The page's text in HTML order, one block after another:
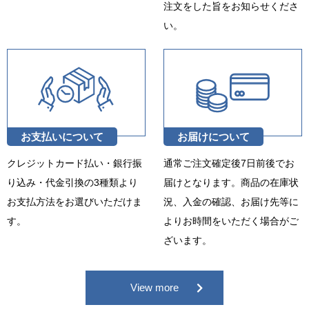
注文をした旨をお知らせくださ
い。
お支払いについて
クレジットカード払い・銀行振
り込み・代金引換の3種類より
お支払方法をお選びいただけま
す。
お届けについて
通常ご注文確定後7日前後でお
届けとなります。商品の在庫状
況、入金の確認、お届け先等に
よりお時間をいただく場合がご
ざいます。
View more